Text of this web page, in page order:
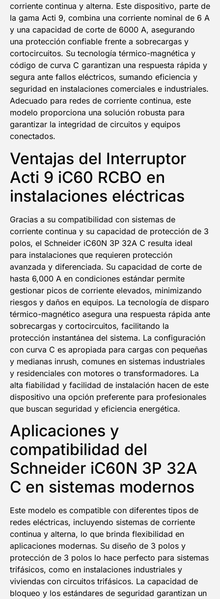
corriente continua y alterna. Este dispositivo, parte de
la gama Acti 9, combina una corriente nominal de 6 A
y una capacidad de corte de 6000 A, asegurando
una protección confiable frente a sobrecargas y
cortocircuitos. Su tecnología térmico-magnética y
código de curva C garantizan una respuesta rápida y
segura ante fallos eléctricos, sumando eficiencia y
seguridad en instalaciones comerciales e industriales.
Adecuado para redes de corriente continua, este
modelo proporciona una solución robusta para
garantizar la integridad de circuitos y equipos
conectados.
Ventajas del Interruptor
Acti 9 iC60 RCBO en
instalaciones eléctricas
Gracias a su compatibilidad con sistemas de
corriente continua y su capacidad de protección de 3
polos, el Schneider iC60N 3P 32A C resulta ideal
para instalaciones que requieren protección
avanzada y diferenciada. Su capacidad de corte de
hasta 6,000 A en condiciones estándar permite
gestionar picos de corriente elevados, minimizando
riesgos y daños en equipos. La tecnología de disparo
térmico-magnético asegura una respuesta rápida ante
sobrecargas y cortocircuitos, facilitando la
protección instantánea del sistema. La configuración
con curva C es apropiada para cargas con pequeñas
y medianas inrush, comunes en sistemas industriales
y residenciales con motores o transformadores. La
alta fiabilidad y facilidad de instalación hacen de este
dispositivo una opción preferente para profesionales
que buscan seguridad y eficiencia energética.
Aplicaciones y
compatibilidad del
Schneider iC60N 3P 32A
C en sistemas modernos
Este modelo es compatible con diferentes tipos de
redes eléctricas, incluyendo sistemas de corriente
continua y alterna, lo que brinda flexibilidad en
aplicaciones modernas. Su diseño de 3 polos y
protección de 3 polos lo hace perfecto para sistemas
trifásicos, como en instalaciones industriales y
viviendas con circuitos trifásicos. La capacidad de
bloqueo y los estándares de seguridad garantizan un
5% DESCUENTO
EN TU PRIMERA COMPRA
NOMBRE
Email
¡QUIERO MI DESCUENTO!